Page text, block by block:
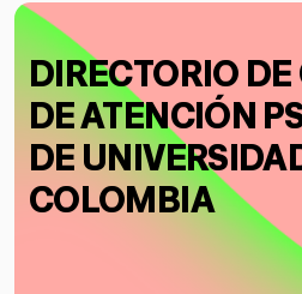
DIRECTORIO
DE ATENCIÓN
DE
COLOMBIA